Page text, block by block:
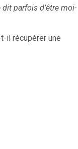
parfois d’être moi-
il récupérer une